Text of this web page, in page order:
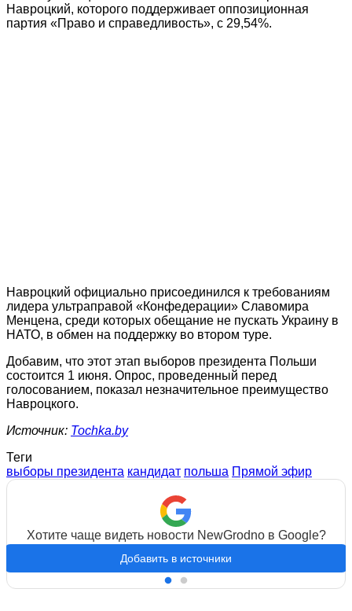
Навроцкий, которого поддерживает оппозиционная
партия «Право и справедливость», с 29,54%.
Навроцкий официально присоединился к требованиям
лидера ультраправой «Конфедерации» Славомира
Менцена, среди которых обещание не пускать Украину в
НАТО, в обмен на поддержку во втором туре.
Добавим, что этот этап выборов президента Польши
состоится 1 июня. Опрос, проведенный перед
голосованием, показал незначительное преимущество
Навроцкого.
Источник: Tochka.by
Теги
выборы президента кандидат польша Прямой эфир
Хотите чаще видеть новости NewGrodno в Google?
Добавить в источники